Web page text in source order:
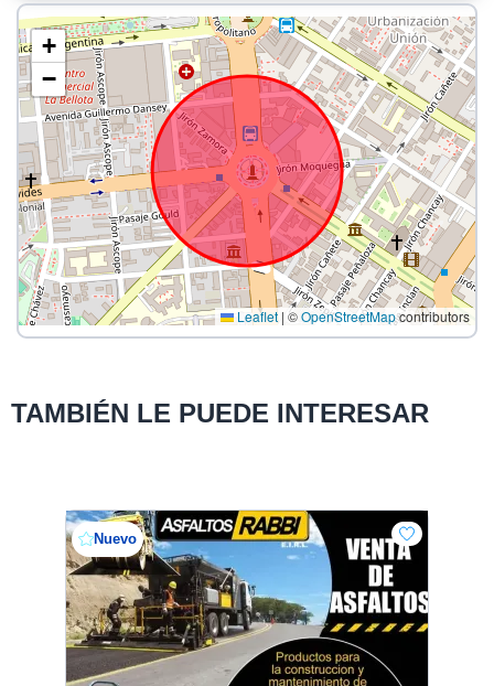
+
−
Leaflet | ©OpenStreetMapcontributors
TAMBIÉN LE PUEDE INTERESAR
Nuevo